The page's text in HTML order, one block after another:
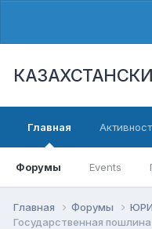
Главная
Форумы Events
Главная Форумы
Государственная